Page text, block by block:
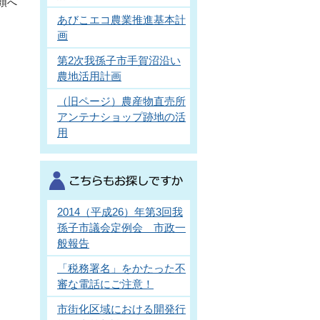
へ
あびこエコ農業推進基本計
画
第2次我孫子市手賀沼沿い
農地活用計画
（旧ページ）農産物直売所
アンテナショップ跡地の活
用
2014（平成26）年第3回我
孫子市議会定例会 市政一
般報告
「税務署名」をかたった不
審な電話にご注意！
市街化区域における開発行